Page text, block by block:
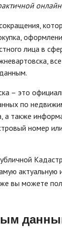
лица в
– это
по
а также
номер
вы можете